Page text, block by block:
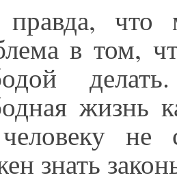
правда,
в том,
жизнь
не
знать